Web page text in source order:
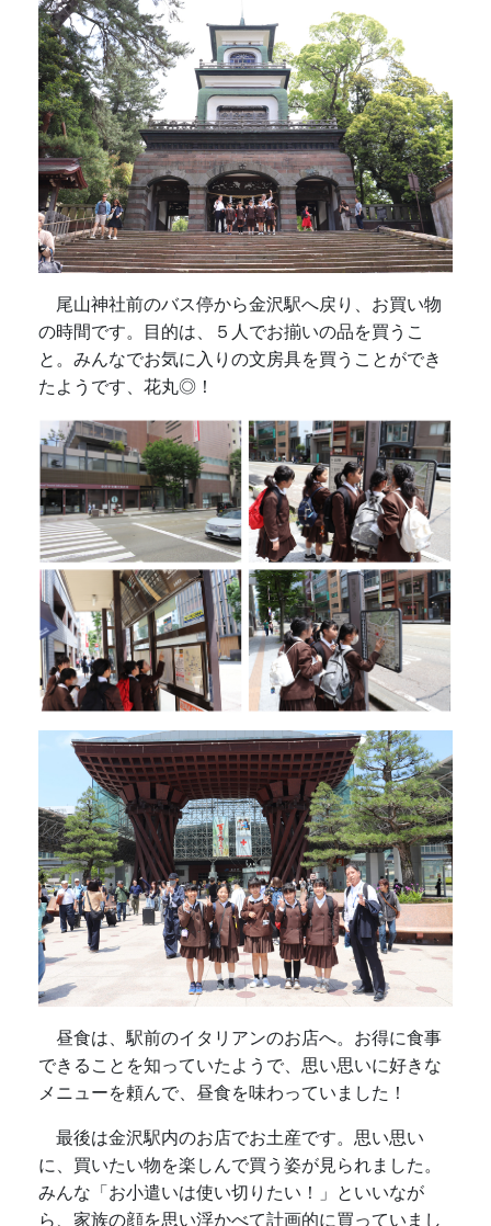
尾山神社前のバス停から金沢駅へ戻り、お買い物
の時間です。目的は、５人でお揃いの品を買うこ
と。みんなでお気に入りの文房具を買うことができ
たようです、花丸◎！
昼食は、駅前のイタリアンのお店へ。お得に食事
できることを知っていたようで、思い思いに好きな
メニューを頼んで、昼食を味わっていました！
最後は金沢駅内のお店でお土産です。思い思い
に、買いたい物を楽しんで買う姿が見られました。
みんな「お小遣いは使い切りたい！」といいなが
ら、家族の顔を思い浮かべて計画的に買っていまし